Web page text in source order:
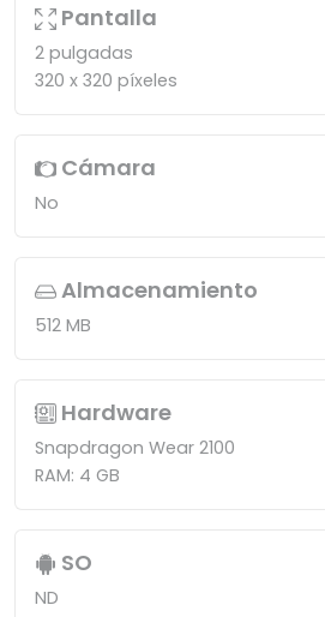
Pantalla
2 pulgadas
320 x 320 píxeles
Cámara
No
Almacenamiento
512 MB
Hardware
Snapdragon Wear 2100
RAM: 4 GB
SO
ND